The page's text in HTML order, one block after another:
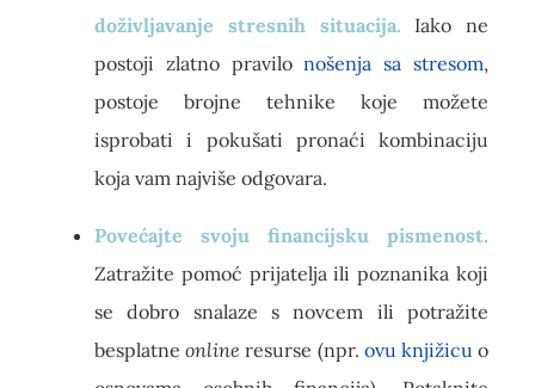
doživljavanje stresnih situacija. Iako ne
postoji zlatno pravilonošenja sa stresom,
postoje brojne tehnike koje možete
isprobati i pokušati pronaći kombinaciju
koja vam najviše odgovara.
Povećajte svoju financijsku pismenost.
Zatražite pomoć prijatelja ili poznanika koji
se dobro snalaze s novcem ili potražite
besplatneonlineresurse (npr. ovu knjižicu o